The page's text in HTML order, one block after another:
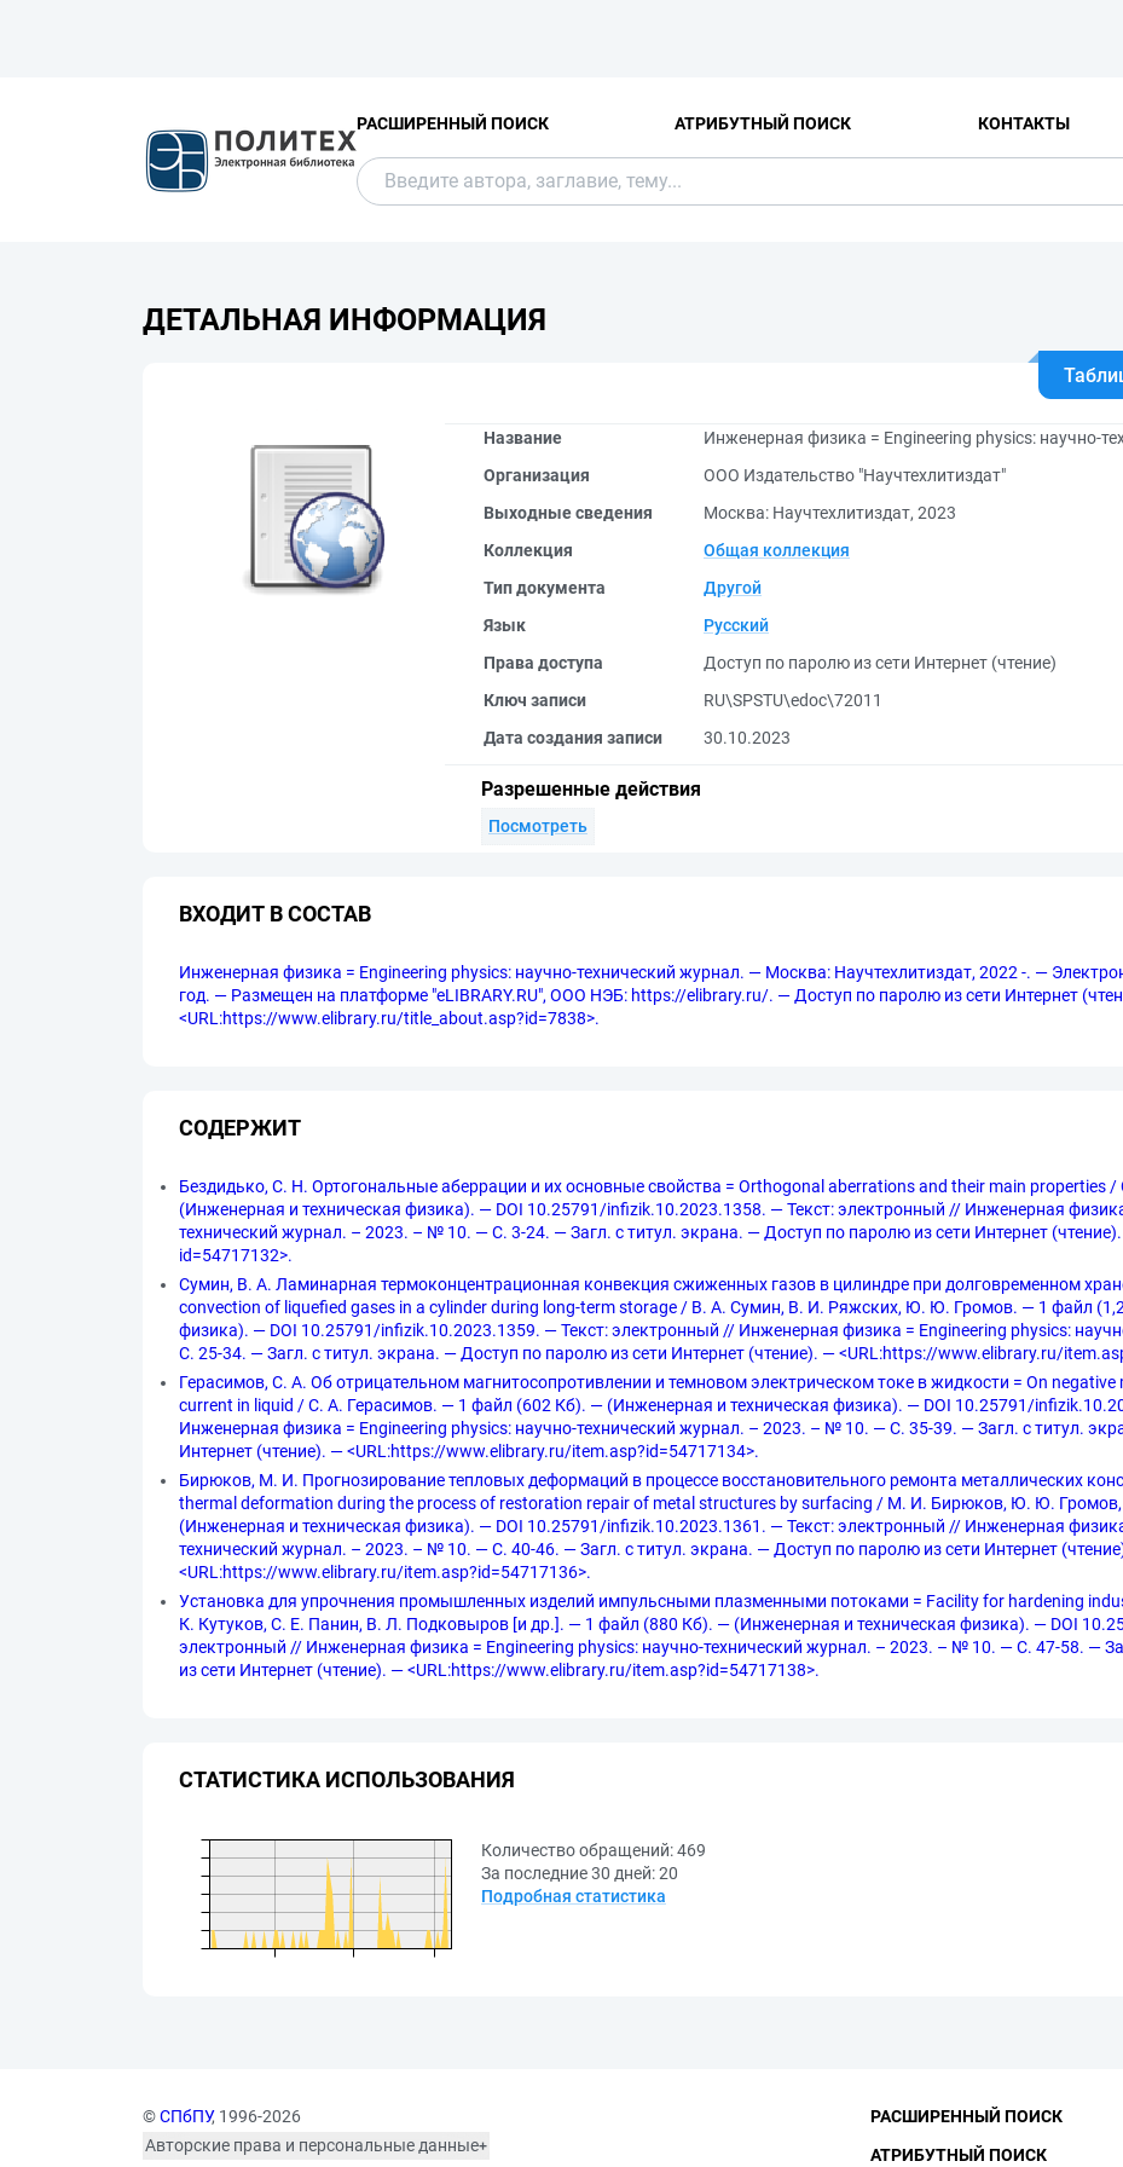
РАСШИРЕННЫЙ ПОИСК АТРИБУТНЫЙ ПОИСК КОНТАКТЫ
ДЕТАЛЬНАЯ ИНФОРМАЦИЯ
Название
Инженерная физика = Engineering physics: научно-
Организация
ООО Издательство "Научтехлитиздат"
Выходные сведения
Москва: Научтехлитиздат, 2023
Коллекция
Общая коллекция
Тип документа
Другой
Язык
Русский
Права доступа
Доступ по паролю из сети Интернет (чтение)
Ключ записи
RU\SPSTU\edoc\72011
Дата создания записи
30.10.2023
Разрешенные действия
Посмотреть
ВХОДИТ В СОСТАВ
Инженерная физика = Engineering physics: научно-технический журнал. — Москва: Научтехлитиздат, 2022 -. —
год. — Размещен на платформе "eLIBRARY.RU", ООО НЭБ: https://elibrary.ru/. — Доступ по паролю из сети Интернет
<URL:https://www.elibrary.ru/title_about.asp?id=7838>.
СОДЕРЖИТ
Бездидько, С. Н. Ортогональные аберрации и их основные свойства = Orthogonal aberrations and their main
(Инженерная и техническая физика). — DOI 10.25791/infizik.10.2023.1358. — Текст: электронный // Инженерная
технический журнал. – 2023. – № 10. — С. 3-24. — Загл. с титул. экрана. — Доступ по паролю из сети Интернет
id=54717132>.
Сумин, В. А. Ламинарная термоконцентрационная конвекция сжиженных газов в цилиндре при долговременном
convection of liquefied gases in a cylinder during long-term storage / В. А. Сумин, В. И. Ряжских, Ю. Ю. Громов. — 1 файл
физика). — DOI 10.25791/infizik.10.2023.1359. — Текст: электронный // Инженерная физика = Engineering physics:
С. 25-34. — Загл. с титул. экрана. — Доступ по паролю из сети Интернет (чтение). — <URL:https://www.elibrary.ru/
Герасимов, С. А. Об отрицательном магнитосопротивлении и темновом электрическом токе в жидкости = On
current in liquid / С. А. Герасимов. — 1 файл (602 Кб). — (Инженерная и техническая физика). — DOI 10.25791/
Инженерная физика = Engineering physics: научно-технический журнал. – 2023. – № 10. — С. 35-39. — Загл. с титул.
Интернет (чтение). — <URL:https://www.elibrary.ru/item.asp?id=54717134>.
Бирюков, М. И. Прогнозирование тепловых деформаций в процессе восстановительного ремонта металлических
thermal deformation during the process of restoration repair of metal structures by surfacing / М. И. Бирюков, Ю. Ю.
(Инженерная и техническая физика). — DOI 10.25791/infizik.10.2023.1361. — Текст: электронный // Инженерная
технический журнал. – 2023. – № 10. — С. 40-46. — Загл. с титул. экрана. — Доступ по паролю из сети Интернет
<URL:https://www.elibrary.ru/item.asp?id=54717136>.
Установка для упрочнения промышленных изделий импульсными плазменными потоками = Facility for hardening
К. Кутуков, С. Е. Панин, В. Л. Подковыров [и др.]. — 1 файл (880 Кб). — (Инженерная и техническая физика). — DOI
электронный // Инженерная физика = Engineering physics: научно-технический журнал. – 2023. – № 10. — С. 47-58. —
из сети Интернет (чтение). — <URL:https://www.elibrary.ru/item.asp?id=54717138>.
СТАТИСТИКА ИСПОЛЬЗОВАНИЯ
Количество обращений:469
За последние 30 дней:20
Подробная статистика
©СПбПУ, 1996-2026
Авторские права и персональные данные
РАСШИРЕННЫЙ ПОИСК
АТРИБУТНЫЙ ПОИСК